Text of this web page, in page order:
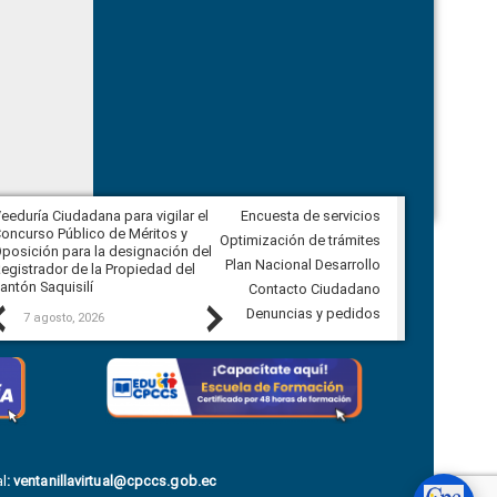
Previous
Ciudadana para vigilar el
Público de Méritos y
para la designación del
de la Propiedad del
Saquisilí
7 agosto, 2026
Veeduría Ciudadana para vigilar la
construcción del asfaltado de
diferentes barrios del sector de
Ballenita del cantón Santa Elena
7 agosto, 2026
Next
Encuesta de servicios
Optimización de trámites
Plan Nacional Desarrollo
Contacto Ciudadano
Denuncias y pedidos
:ventanillavirtual@cpccs.gob.ec